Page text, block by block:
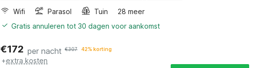
Wifi
Parasol Tuin
28 meer
Gratis annuleren tot 30 dagen voor aankomst
€172 per nacht €307 42% korting
+extra kosten